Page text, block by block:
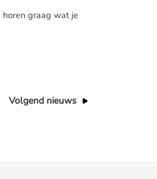
graag wat je
Volgend nieuws